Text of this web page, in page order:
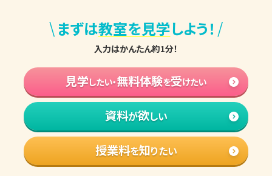
\ まずは教室を見学しよう！ /
入力はかんたん約1分！
見学したい・無料体験を受けたい
資料が欲しい
授業料を知りたい